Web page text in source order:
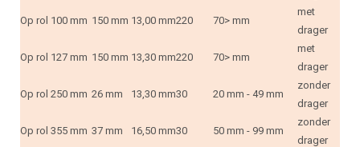
Op rol 100 mm 150 mm 13,00 mm220 70> mm
met
drager
Op rol 127 mm 150 mm 13,30 mm220 70> mm
met
drager
Op rol 250 mm 26 mm 13,30 mm30 20 mm - 49 mm
zonder
drager
Op rol 355 mm 37 mm 16,50 mm30 50 mm - 99 mm
zonder
drager